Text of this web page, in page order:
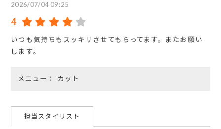
2026/07/04 09:25
4
いつも気持ちもスッキリさせてもらってます。またお願い
します。
メニュー カット
担当スタイリスト